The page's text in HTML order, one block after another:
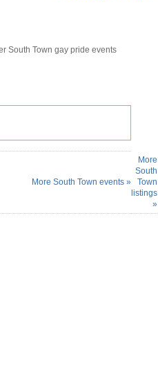
South Town gay pride events
More South Town events »
More
South
Town
listings
»